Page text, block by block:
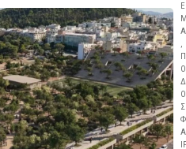
Ε
Α
,
Π
Ο
Δ
Ο
Σ
Φ
Α